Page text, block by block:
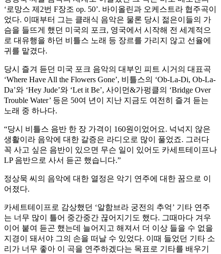
‘로망스 제2번 F장조 op. 50’. 바이올린과 오케스트라 협주곡이
었다. 이때부터 그는 클래식 음악은 물론 당시 젊은이들의 가
슴을 들뜨게 했던 미국의 포크, 영국에서 시작해 전 세계적으
로 대유행을 하던 비틀스 노래 등 장르를 가리지 않고 선율에
귀를 맡겼다.
당시 즐겨 듣던 미국 포크 음악의 대부인 피트 시거의 대표곡
‘Where Have All the Flowers Gone’, 비틀스의 ‘Ob-La-Di, Ob-La-
Da’와 ‘Hey Jude’와 ‘Let it Be’, 사이먼&가펑클의 ‘Bridge Over
Trouble Water’ 등은 50여 년이 지난 지금도 여전히 즐겨 듣는
노래 중 하나다.
“당시 비틀스 음반 한 장 가격이 160원이었어요. 넉넉지 않은
생활이라 음악에 대한 갈증은 라디오로 많이 풀었죠. 그러다
꼭 사고 싶은 음반이 있으면 무슨 일이 있어도 카세트테이프나
LP 음반으로 사서 듣곤 했습니다.”
정상묵 씨의 음악에 대한 열정은 악기 연주에 대한 꿈으로 이
어졌다.
카세트테이프로 감상했던 ‘알함브라 궁전의 추억’ 기타 연주
는 너무 많이 틀어 중간중간 끊어지기도 했다. 그때마다 겨우
이어 붙여 듣곤 했는데 늘어지고 해져서 더 이상 들을 수 없을
지경이 돼서야 그의 손을 떠날 수 있었다. 이때 들었던 기타 소
리가 너무 좋아 이 곡을 연주하겠다는 목표로 기타를 배우기